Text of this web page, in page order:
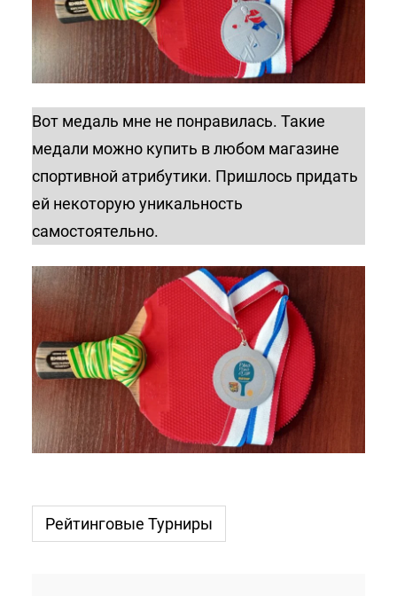
Вот медаль мне не понравилась. Такие
медали можно купить в любом магазине
спортивной атрибутики. Пришлось придать
ей некоторую уникальность
самостоятельно.
Рейтинговые Турниры